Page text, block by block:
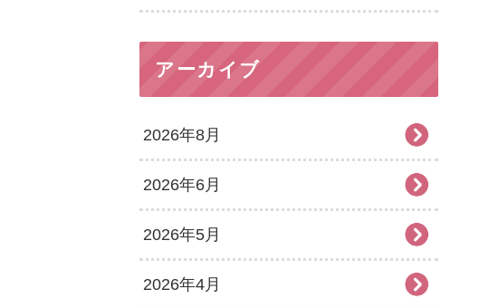
アーカイブ
2026年8月
2026年6月
2026年5月
2026年4月